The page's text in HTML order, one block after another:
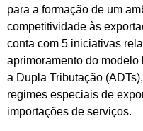
para a formação de um
competitividade às
conta com 5 iniciativas
aprimoramento do
a Dupla Tributação
regimes especiais de
importações de serviços.